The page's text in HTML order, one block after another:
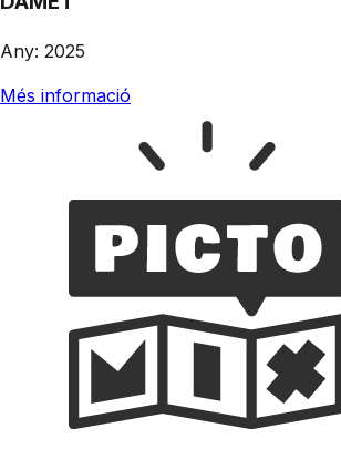
Any: 2025
Més informació